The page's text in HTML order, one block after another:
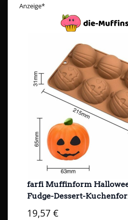
Anzeige*
farfi Muffinform
Fudge-Dessert-
19,57 €